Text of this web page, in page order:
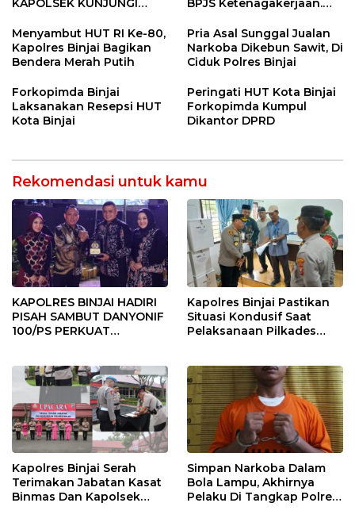
KAPOLSEK KUNJUNGI
BINJAI
BPJS Ketenagakerjaan.
Menyeluruh bagi Pekerja”
Menyambut HUT RI Ke-80,
Kapolres Binjai Bagikan
Bendera Merah Putih
Pria Asal Sunggal Jualan
Narkoba Dikebun Sawit, Di
Ciduk Polres Binjai
Forkopimda Binjai
Laksanakan Resepsi HUT
Kota Binjai
Peringati HUT Kota Binjai
Forkopimda Kumpul
Dikantor DPRD
Rekomendasi untuk kamu
KAPOLRES BINJAI HADIRI
PISAH SAMBUT DANYONIF
100/PS PERKUAT
Kapolres Binjai Pastikan
Situasi Kondusif Saat
Pelaksanaan Pilkades
Kapolres Binjai Serah
Terimakan Jabatan Kasat
Binmas Dan Kapolsek
Simpan Narkoba Dalam
Bola Lampu, Akhirnya
Pelaku Di Tangkap Polres